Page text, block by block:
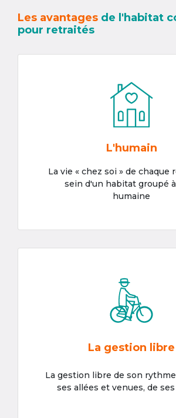
Les avantages de l'habitat
pour retraités
L'humain
La vie « chez soi » de chaque
sein d'un habitat groupé
humaine
La gestion libre
La gestion libre de son
ses allées et venues, de